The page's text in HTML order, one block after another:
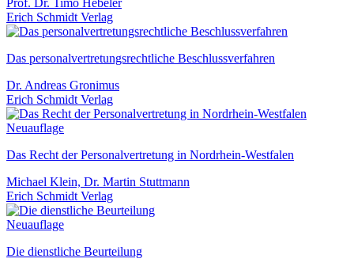
Prof. Dr. Timo Hebeler
Erich Schmidt Verlag
Das personalvertretungsrechtliche Beschlussverfahren
Dr. Andreas Gronimus
Erich Schmidt Verlag
Neuauflage
Das Recht der Personalvertretung in Nordrhein-Westfalen
Michael Klein, Dr. Martin Stuttmann
Erich Schmidt Verlag
Neuauflage
Die dienstliche Beurteilung